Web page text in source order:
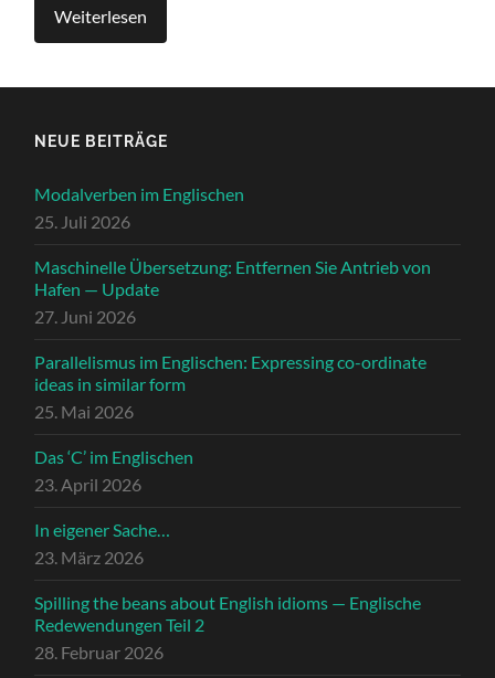
Weit­er­lesen
NEUE BEITRÄGE
Modalverben im Englischen
25. Juli 2026
Maschinelle Übersetzung: Entfernen Sie Antrieb von
Hafen — Update
27. Juni 2026
Parallelismus im Englischen: Expressing co-ordinate
ideas in similar form
25. Mai 2026
Das ‘C’ im Englischen
23. April 2026
In eigener Sache…
23. März 2026
Spilling the beans about English idioms — Englische
Redewendungen Teil 2
28. Februar 2026